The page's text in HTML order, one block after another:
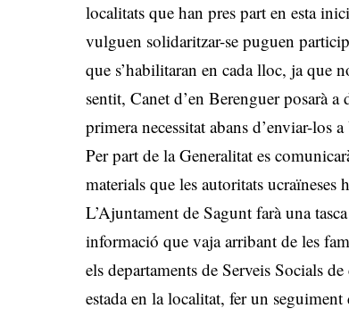
localitats que han pres part en esta
vulguen solidaritzar-se puguen
que s’habilitaran en cada lloc, ja que
sentit, Canet d’en Berenguer posarà
primera necessitat abans d’enviar-los
Per part de la Generalitat es
materials que les autoritats ucraïneses
L’Ajuntament de Sagunt farà una
informació que vaja arribant de les
els departaments de Serveis Socials
estada en la localitat, fer un